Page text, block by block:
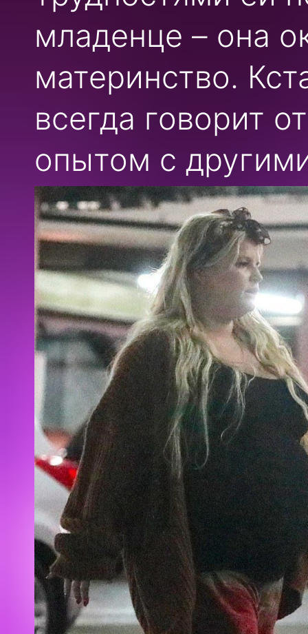
младенце – она
материнство.
всегда говорит
опытом с